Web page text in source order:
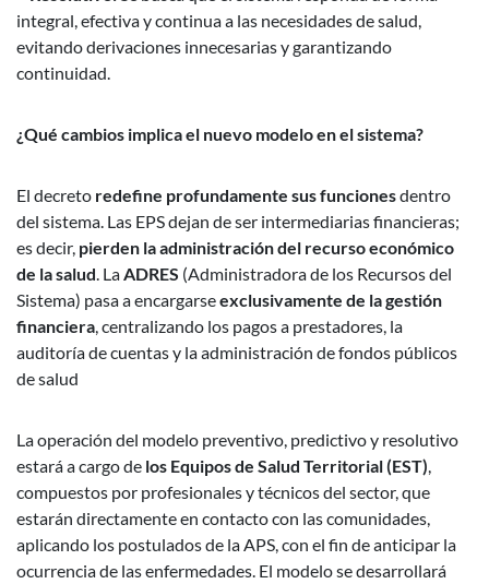
integral, efectiva y continua a las necesidades de salud,
evitando derivaciones innecesarias y garantizando
continuidad.
¿Qué cambios implica el nuevo modelo en el sistema?
El decreto redefine profundamente sus funcionesdentro
del sistema. Las EPS dejan de ser intermediarias financieras;
es decir, pierden la administración del recurso económico
de la salud. LaADRES (Administradora de los Recursos del
Sistema) pasa a encargarseexclusivamente de la gestión
financiera, centralizando los pagos a prestadores, la
auditoría de cuentas y la administración de fondos públicos
de salud
La operación del modelo preventivo, predictivo y resolutivo
estará a cargo de los Equipos de Salud Territorial (EST),
compuestos por profesionales y técnicos del sector, que
estarán directamente en contacto con las comunidades,
aplicando los postulados de la APS, con el fin de anticipar la
ocurrencia de las enfermedades. El modelo se desarrollará